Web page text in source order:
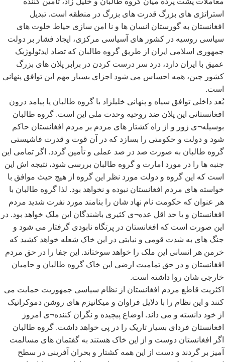
استراتژی های بزرگ قدرت های بزرگ در منطقه است. تبدیل
افغانستان به گورستان انسان ها و نا امن سازی حیاط خلوت های
سیاسی روسیه در کشور های آسیاسی مرکزی، ایجاد فشار بر دولت
جمهوری اسلامی ایران از طریق گروه طالبان که تضاد ایدئولوژیک
عمیق با ایران دارد، درد سر درست کردن در برابر پلان های بزرگ
کشور چین، همه احساس می شود اجزای بسیار مهم این توافق پنهانی
است.
بُعد داخلی توافق سیاه و پنهانی خلیلزاد با گروه طالبان یا پیامد درون
افغانستانی این پلان ضد روحیه وحدت ملی این است. گروه طالبان
بوسیله¬ی زور و از راه کشتار های مردم بر مردم افغانستان حاکم
شود و دولت و حکومتی را بسازد که در آن قوت و قدرت فاشیستی
گروه طالبان به صورت صد در صد عملی و تأمین گردد. اگر تمامی این
جنبه ها را در مورد امارت و گروه طالبان بررسی شود، نتیجه اش این
است که این گروه و دولت مورد نظر این گروه از هیچ حیث موافق با
خواسته های مردم افغانستان نبوده و نخواهد بود. لذا گروه طالبان با
هر عنوان که حکومت نام نهاد شان را بنامند مورد نفرت شدید مردم
افغانستان و یا حد اقل عده¬ی کثیری باشندگان این ملک خواهد بود. در
این صورت است که افغانستان در پرتگاه نابودی گرفتار می شود و
جنگ های به شدت قومی و نیابتی در این خاک شعله خواهد کشید که
خرمن هر انسانی این ملک را خواهد سوختاند. این جفا را در حق مردم
افغانستان و در حق تمامیت ارضی این خاک گروه طالبان و حامیان
خارجی شان روا داشته است.
اکثریت قاطع مردم افغانستان از نظام سیاسی جمهوریت حمایت می
کنند و این نظام را با دلایل فراوان و میکانیزم های روشن دموکراتیک
از خود دانسته و می داند. اوضاع پیچیده و نگران کننده¬ی امروز
افغانستان فردای بسیار تاریک را در پی خواهد داشت. گروه طالبان
اگر افغانستان دوست و از این خاک هستند به گفتمان های مسالمت
آمیز بر گردند و دست از این همه کشتار و بحران آفرینی در سطح